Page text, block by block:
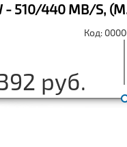
- 510/440 MB/S,
Код:
руб.